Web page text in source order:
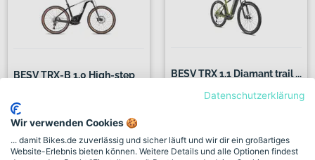
BESV TRX-B 1.0 High-step
3.999,00€
BESV TRX 1.1 Diamant trail ...
Datenschutzerklärung
Wir verwenden Cookies 🍪
... damit Bikes.de zuverlässig und sicher läuft und wir dir ein großartiges
Website-Erlebnis bieten können. Weitere Details und alle Optionen findest